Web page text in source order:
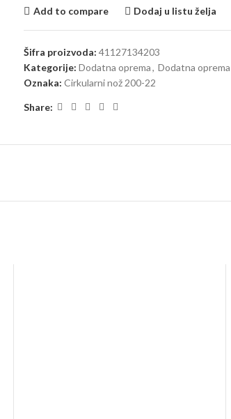
Add to compare Dodaj u listu želja
Šifra proizvoda: 41127134203
Kategorije: Dodatna oprema, Dodatna
Oznaka: Cirkularni nož 200-22
Share: